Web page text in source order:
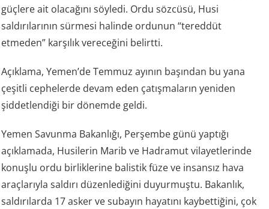
güçlere ait olacağını söyledi. Ordu sözcüsü, Husi
saldırılarının sürmesi halinde ordunun “tereddüt
etmeden” karşılık vereceğini belirtti.
Açıklama, Yemen’de Temmuz ayının başından bu yana
çeşitli cephelerde devam eden çatışmaların yeniden
şiddetlendiği bir dönemde geldi.
Yemen Savunma Bakanlığı, Perşembe günü yaptığı
açıklamada, Husilerin Marib ve Hadramut vilayetlerinde
konuşlu ordu birliklerine balistik füze ve insansız hava
araçlarıyla saldırı düzenlediğini duyurmuştu. Bakanlık,
saldırılarda 17 asker ve subayın hayatını kaybettiğini, çok